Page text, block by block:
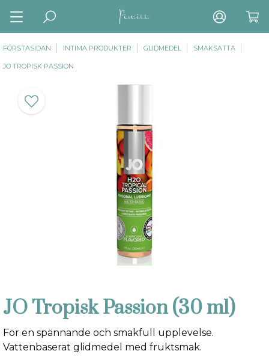
FÖRSTASIDAN INTIMA PRODUKTER GLIDMEDEL SMAKSATTA
JO TROPISK PASSION
JO Tropisk Passion (30 ml)
För en spännande och smakfull upplevelse.
Vattenbaserat glidmedel med fruktsmak.